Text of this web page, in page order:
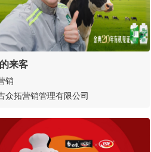
来客
销
众拓营销管理有限公司